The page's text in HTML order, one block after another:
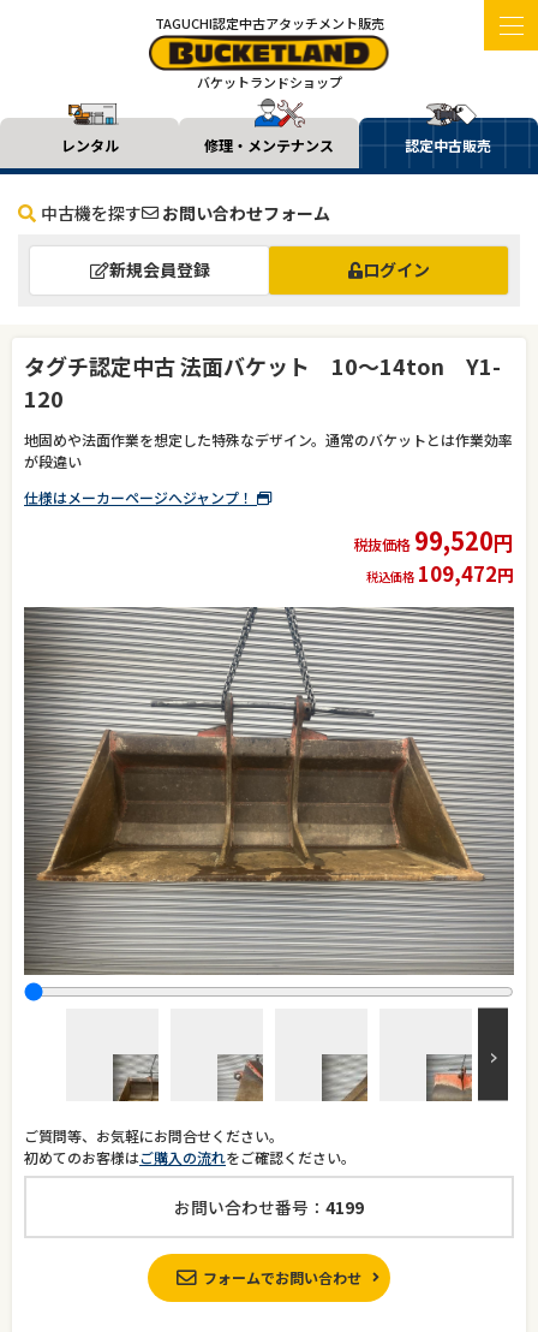
TAGUCHI認定中古アタッチメント販売
バケットランドショップ
レンタル 修理・メンテナンス 認定中古販売
中古機を探す お問い合わせフォーム
新規会員登録 ログイン
タグチ認定中古 法面バケット 10～14ton Y1-
120
地固めや法面作業を想定した特殊なデザイン。通常のバケットとは作業効率
が段違い
仕様はメーカーページへジャンプ！
税抜価格 99,520円
税込価格 109,472円
ご質問等、お気軽にお問合せください。
初めてのお客様はご購入の流れをご確認ください。
お問い合わせ番号： 4199
フォームでお問い合わせ